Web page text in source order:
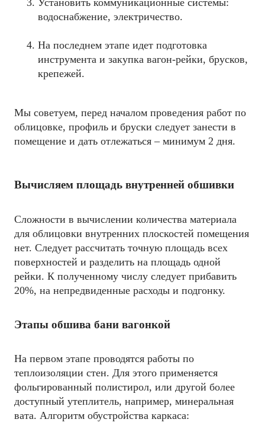
Установить коммуникационные системы:
водоснабжение, электричество.
На последнем этапе идет подготовка
инструмента и закупка вагон-рейки, брусков,
крепежей.
Мы советуем, перед началом проведения работ по
облицовке, профиль и бруски следует занести в
помещение и дать отлежаться – минимум 2 дня.
Вычисляем площадь внутренней обшивки
Сложности в вычислении количества материала
для облицовки внутренних плоскостей помещения
нет. Следует рассчитать точную площадь всех
поверхностей и разделить на площадь одной
рейки. К полученному числу следует прибавить
20%, на непредвиденные расходы и подгонку.
Этапы обшива бани вагонкой
На первом этапе проводятся работы по
теплоизоляции стен. Для этого применяется
фольгированный полистирол, или другой более
доступный утеплитель, например, минеральная
вата. Алгоритм обустройства каркаса: